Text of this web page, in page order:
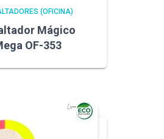
(OFICINA)
Mágico
OF-353